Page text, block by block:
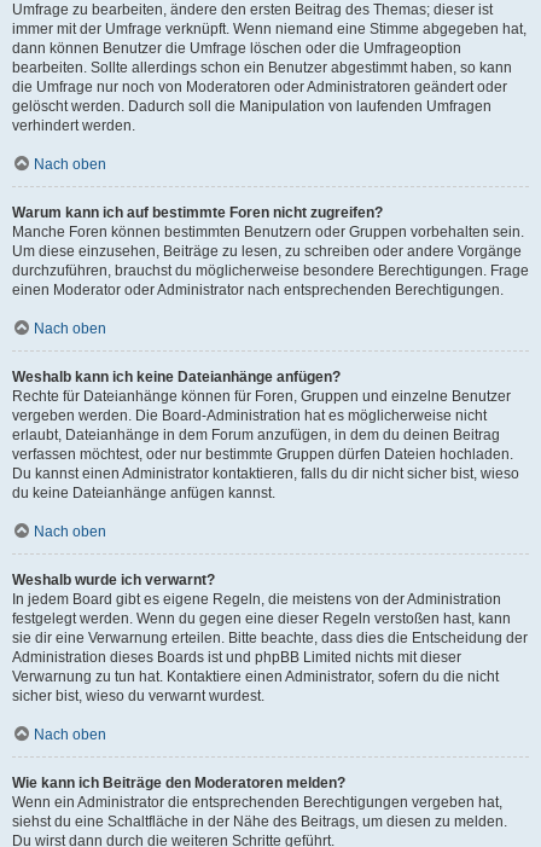
Umfrage zu bearbeiten, ändere den ersten Beitrag des Themas; dieser ist
immer mit der Umfrage verknüpft. Wenn niemand eine Stimme abgegeben hat,
dann können Benutzer die Umfrage löschen oder die Umfrageoption
bearbeiten. Sollte allerdings schon ein Benutzer abgestimmt haben, so kann
die Umfrage nur noch von Moderatoren oder Administratoren geändert oder
gelöscht werden. Dadurch soll die Manipulation von laufenden Umfragen
verhindert werden.
Nach oben
Warum kann ich auf bestimmte Foren nicht zugreifen?
Manche Foren können bestimmten Benutzern oder Gruppen vorbehalten sein.
Um diese einzusehen, Beiträge zu lesen, zu schreiben oder andere Vorgänge
durchzuführen, brauchst du möglicherweise besondere Berechtigungen. Frage
einen Moderator oder Administrator nach entsprechenden Berechtigungen.
Nach oben
Weshalb kann ich keine Dateianhänge anfügen?
Rechte für Dateianhänge können für Foren, Gruppen und einzelne Benutzer
vergeben werden. Die Board-Administration hat es möglicherweise nicht
erlaubt, Dateianhänge in dem Forum anzufügen, in dem du deinen Beitrag
verfassen möchtest, oder nur bestimmte Gruppen dürfen Dateien hochladen.
Du kannst einen Administrator kontaktieren, falls du dir nicht sicher bist, wieso
du keine Dateianhänge anfügen kannst.
Nach oben
Weshalb wurde ich verwarnt?
In jedem Board gibt es eigene Regeln, die meistens von der Administration
festgelegt werden. Wenn du gegen eine dieser Regeln verstoßen hast, kann
sie dir eine Verwarnung erteilen. Bitte beachte, dass dies die Entscheidung der
Administration dieses Boards ist und phpBB Limited nichts mit dieser
Verwarnung zu tun hat. Kontaktiere einen Administrator, sofern du die nicht
sicher bist, wieso du verwarnt wurdest.
Nach oben
Wie kann ich Beiträge den Moderatoren melden?
Wenn ein Administrator die entsprechenden Berechtigungen vergeben hat,
siehst du eine Schaltfläche in der Nähe des Beitrags, um diesen zu melden.
Du wirst dann durch die weiteren Schritte geführt.